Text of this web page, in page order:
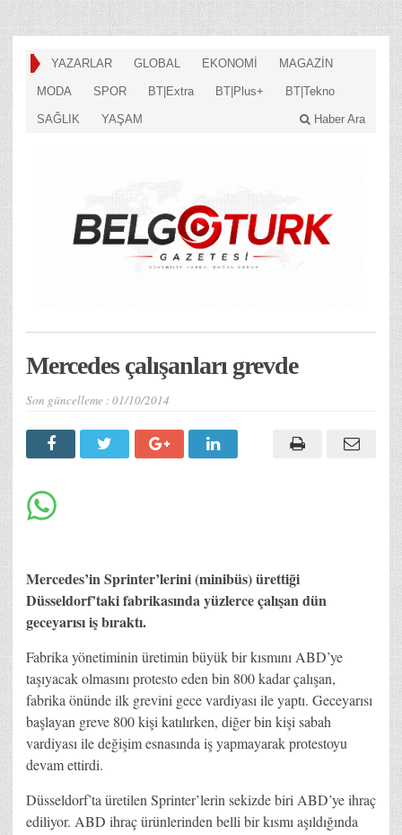
YAZARLAR GLOBAL EKONOMİ MAGAZİN
MODA SPOR BT|Extra BT|Plus+ BT|Tekno
SAĞLIK YAŞAM Haber Ara
Mercedes çalışanları grevde
Son güncelleme :01/10/2014
Mercedes’in Sprinter’lerini (minibüs) ürettiği
Düsseldorf’taki fabrikasında yüzlerce çalışan dün
geceyarısı iş bıraktı.
Fabrika yönetiminin üretimin büyük bir kısmını ABD’ye
taşıyacak olmasını protesto eden bin 800 kadar çalışan,
fabrika önünde ilk grevini gece vardiyası ile yaptı. Geceyarısı
başlayan greve 800 kişi katılırken, diğer bin kişi sabah
vardiyası ile değişim esnasında iş yapmayarak protestoyu
devam ettirdi.
Düsseldorf’ta üretilen Sprinter’lerin sekizde biri ABD’ye ihraç
ediliyor. ABD ihraç ürünlerinden belli bir kısmı aşıldığında